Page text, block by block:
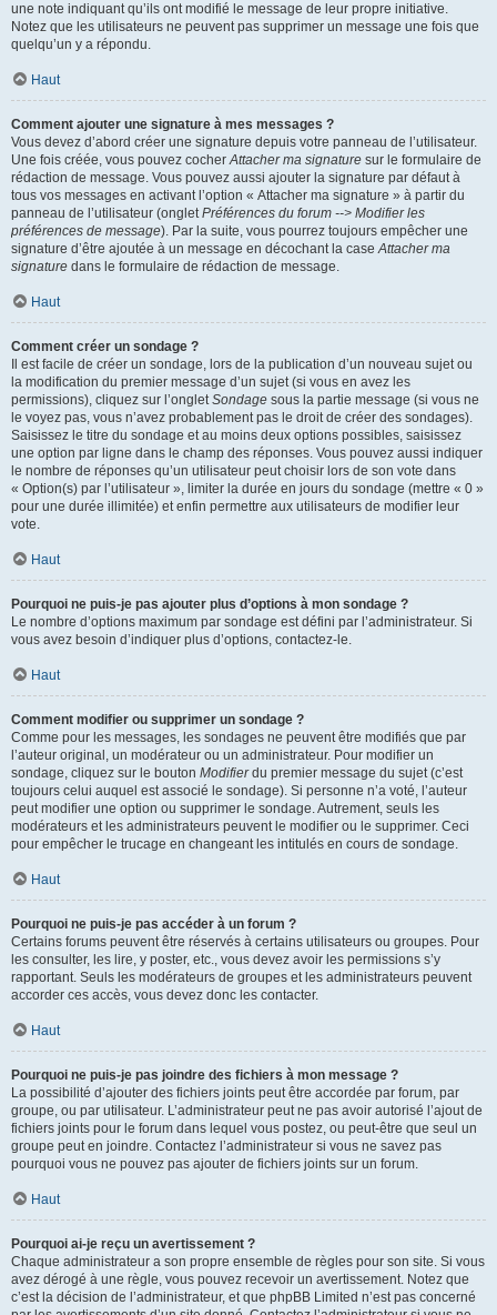
une note indiquant qu’ils ont modifié le message de leur propre initiative.
Notez que les utilisateurs ne peuvent pas supprimer un message une fois que
quelqu’un y a répondu.
Haut
Comment ajouter une signature à mes messages ?
Vous devez d’abord créer une signature depuis votre panneau de l’utilisateur.
Une fois créée, vous pouvez cocherAttacher ma signature sur le formulaire de
rédaction de message. Vous pouvez aussi ajouter la signature par défaut à
tous vos messages en activant l’option « Attacher ma signature » à partir du
panneau de l’utilisateur (ongletPréférences du forum --> Modifier les
préférences de message). Par la suite, vous pourrez toujours empêcher une
signature d’être ajoutée à un message en décochant la caseAttacher ma
signature dans le formulaire de rédaction de message.
Haut
Comment créer un sondage ?
Il est facile de créer un sondage, lors de la publication d’un nouveau sujet ou
la modification du premier message d’un sujet (si vous en avez les
permissions), cliquez sur l’ongletSondage sous la partie message (si vous ne
le voyez pas, vous n’avez probablement pas le droit de créer des sondages).
Saisissez le titre du sondage et au moins deux options possibles, saisissez
une option par ligne dans le champ des réponses. Vous pouvez aussi indiquer
le nombre de réponses qu’un utilisateur peut choisir lors de son vote dans
« Option(s) par l’utilisateur », limiter la durée en jours du sondage (mettre « 0 »
pour une durée illimitée) et enfin permettre aux utilisateurs de modifier leur
vote.
Haut
Pourquoi ne puis-je pas ajouter plus d’options à mon sondage ?
Le nombre d’options maximum par sondage est défini par l’administrateur. Si
vous avez besoin d’indiquer plus d’options, contactez-le.
Haut
Comment modifier ou supprimer un sondage ?
Comme pour les messages, les sondages ne peuvent être modifiés que par
l’auteur original, un modérateur ou un administrateur. Pour modifier un
sondage, cliquez sur le bouton Modifierdu premier message du sujet (c’est
toujours celui auquel est associé le sondage). Si personne n’a voté, l’auteur
peut modifier une option ou supprimer le sondage. Autrement, seuls les
modérateurs et les administrateurs peuvent le modifier ou le supprimer. Ceci
pour empêcher le trucage en changeant les intitulés en cours de sondage.
Haut
Pourquoi ne puis-je pas accéder à un forum ?
Certains forums peuvent être réservés à certains utilisateurs ou groupes. Pour
les consulter, les lire, y poster, etc., vous devez avoir les permissions s’y
rapportant. Seuls les modérateurs de groupes et les administrateurs peuvent
accorder ces accès, vous devez donc les contacter.
Haut
Pourquoi ne puis-je pas joindre des fichiers à mon message ?
La possibilité d’ajouter des fichiers joints peut être accordée par forum, par
groupe, ou par utilisateur. L’administrateur peut ne pas avoir autorisé l’ajout de
fichiers joints pour le forum dans lequel vous postez, ou peut-être que seul un
groupe peut en joindre. Contactez l’administrateur si vous ne savez pas
pourquoi vous ne pouvez pas ajouter de fichiers joints sur un forum.
Haut
Pourquoi ai-je reçu un avertissement ?
Chaque administrateur a son propre ensemble de règles pour son site. Si vous
avez dérogé à une règle, vous pouvez recevoir un avertissement. Notez que
c’est la décision de l’administrateur, et que phpBB Limited n’est pas concerné